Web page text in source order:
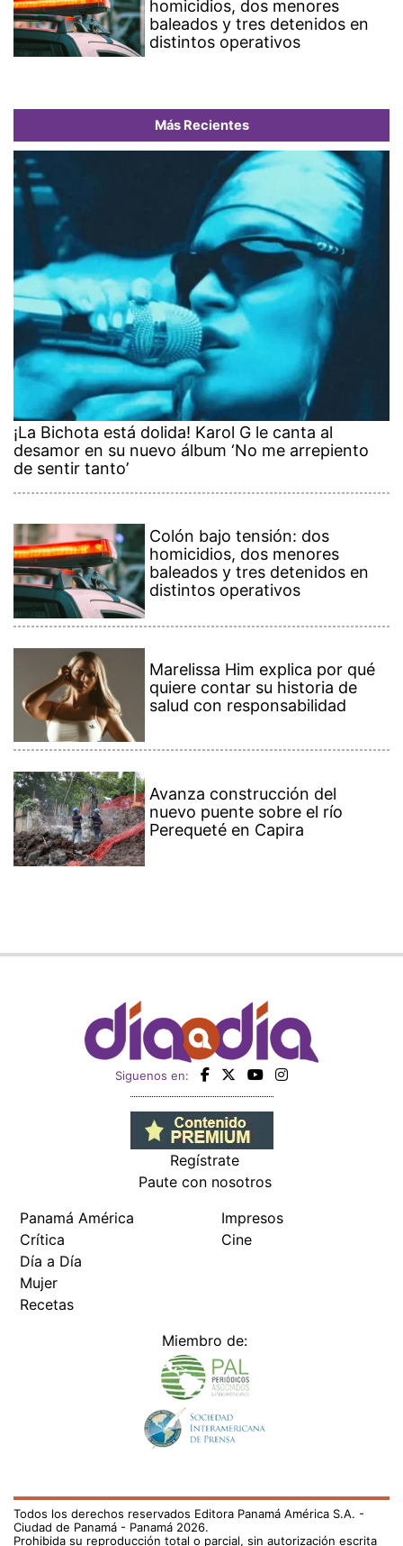
homicidios, dos menores
baleados y tres detenidos en
distintos operativos
Más Recientes
¡La Bichota está dolida! Karol G le canta al
desamor en su nuevo álbum ‘No me arrepiento
de sentir tanto’
Colón bajo tensión: dos
homicidios, dos menores
baleados y tres detenidos en
distintos operativos
Marelissa Him explica por qué
quiere contar su historia de
salud con responsabilidad
Avanza construcción del
nuevo puente sobre el río
Perequeté en Capira
Siguenos en:
Regístrate
Paute con nosotros
Panamá América
Crítica
Día a Día
Mujer
Recetas
Impresos
Cine
Miembro de:
Todos los derechos reservados Editora Panamá América S.A. -
Ciudad de Panamá - Panamá 2026.
Prohibida su reproducción total o parcial, sin autorización escrita